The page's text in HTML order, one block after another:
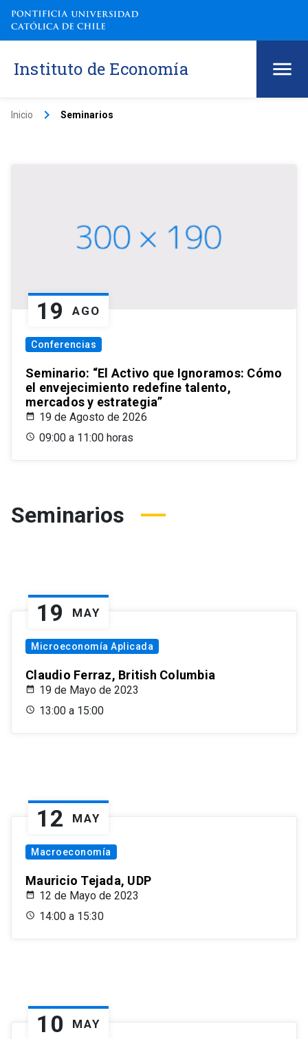
Instituto de Economía
Inicio keyboard_arrow_right Seminarios
19 AGO
Conferencias
Seminario: “El Activo que Ignoramos: Cómo
el envejecimiento redefine talento,
mercados y estrategia”
19 de Agosto de 2026
09:00 a 11:00 horas
Seminarios
19 MAY
Microeconomía Aplicada
Claudio Ferraz, British Columbia
19 de Mayo de 2023
13:00 a 15:00
12 MAY
Macroeconomía
Mauricio Tejada, UDP
12 de Mayo de 2023
14:00 a 15:30
10 MAY